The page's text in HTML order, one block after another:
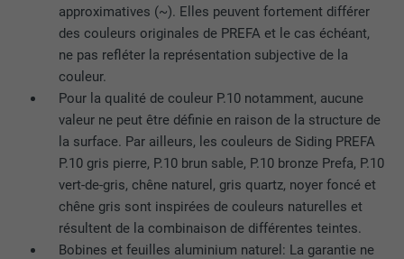
approximatives (~). Elles peuvent fortement différer
des couleurs originales de PREFA et le cas échéant,
ne pas refléter la représentation subjective de la
couleur.
Pour la qualité de couleur P.10 notamment, aucune
valeur ne peut être définie en raison de la structure de
la surface. Par ailleurs, les couleurs de Siding PREFA
P.10 gris pierre, P.10 brun sable, P.10 bronze Prefa, P.10
vert-de-gris, chêne naturel, gris quartz, noyer foncé et
chêne gris sont inspirées de couleurs naturelles et
résultent de la combinaison de différentes teintes.
Bobines et feuilles aluminium naturel: La garantie ne
NOM lissc
FOURNISSEUR LinkedIn
EXPIRATION 1 an
Est utilisé pour garantir que le même
attribut SameSite est disponible pour
tous les cookies dans ce navigateur